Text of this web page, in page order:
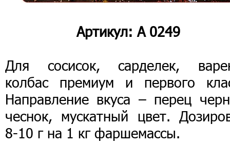
Артикул: А 0249
Для сосисок, сарделек,
колбас премиум и первого
Направление вкуса – перец
чеснок, мускатный цвет.
8-10 г на 1 кг фаршемассы.